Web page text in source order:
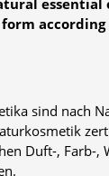
sind nach
Duft-, Farb-,